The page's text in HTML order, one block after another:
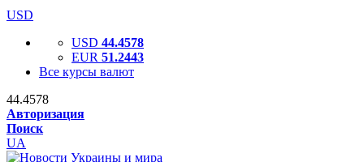
USD
USD 44.4578
EUR 51.2443
Все курсы валют
44.4578
Авторизация
Поиск
UA